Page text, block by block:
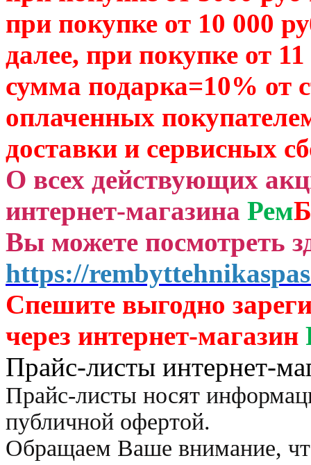
при покупке от 10 000
далее, при покупке от
сумма подарка=10% от
оплаченных
доставки и сервисных
О всех действующих
интернет-магазина Рем
Вы можете посмотреть
https://
Спешите выгодно зар
через интернет-магазин
Прайс-листы интернет-
Прайс-листы носят
публичной офертой.
Обращаем Ваше внимание,